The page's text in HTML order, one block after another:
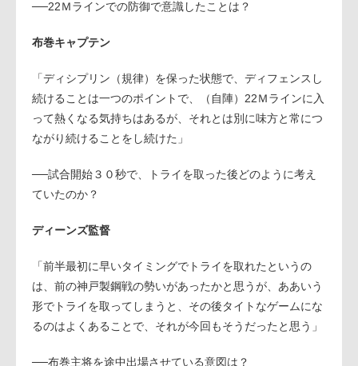
──22Ｍラインでの防御で意識したことは？
布巻キャプテン
「ディシプリン（規律）を保った状態で、ディフェンスし
続けることは一つのポイントで、（自陣）22Ｍラインに入
って熱くなる気持ちはあるが、それとは別に味方と常につ
ながり続けることをし続けた」
──試合開始３０秒で、トライを取った後どのように考え
ていたのか？
ディーンズ監督
「前半最初に早いタイミングでトライを取れたというの
は、前の神戸製鋼戦の勢いがあったかと思うが、ああいう
形でトライを取ってしまうと、その後タイトなゲームにな
るのはよくあることで、それが今回もそうだったと思う」
──布巻主将を途中出場させている意図は？